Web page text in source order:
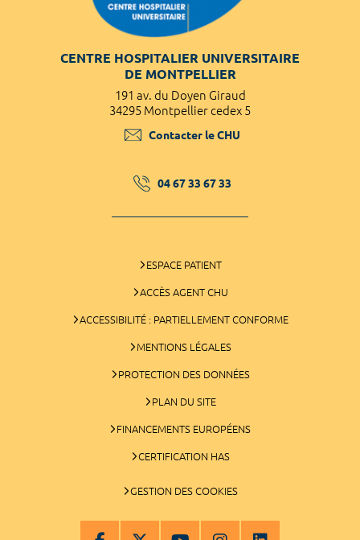
CENTRE HOSPITALIER UNIVERSITAIRE
DE MONTPELLIER
191 av. du Doyen Giraud
34295 Montpellier cedex 5
Contacter le CHU
04 67 33 67 33
ESPACE PATIENT
ACCÈS AGENT CHU
ACCESSIBILITÉ : PARTIELLEMENT CONFORME
MENTIONS LÉGALES
PROTECTION DES DONNÉES
PLAN DU SITE
FINANCEMENTS EUROPÉENS
CERTIFICATION HAS
GESTION DES COOKIES